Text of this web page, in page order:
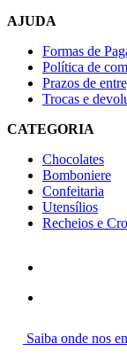
AJUDA
Formas de
Política de
Prazos de
Trocas e
CATEGORIA
Chocolates
Bomboniere
Confeitaria
Utensílios
Recheios e
Saiba onde nos